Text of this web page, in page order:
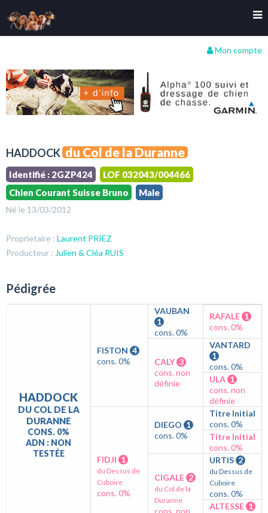
Mon compte
HADDOCK du Col de la Duranne
Identifié : 2GZP424
LOF 032043/004466
Chien Courant Suisse Bruno
Male
Né le 13/03/2012
Proprietaire : Laurent PRIEZ
Producteur : Julien & Cléa RUIS
Pédigrée
HADDOCK
DU COL DE LA
DURANNE
CONS. 0%
ADN : NON
TESTÉE
FISTON 4
cons. 0%
VAUBAN
1
cons. 0%
RAFALE 1
cons. 0%
CALY 3
cons. non
définie
VANTARD
1
cons. 0%
ULA 1
cons. non
définie
FIDJI 1
du Dessus de
Cuboire
cons. 0%
DIEGO 1
cons. 0%
Titre Initial
cons. 0%
Titre Initial
cons. 0%
CIGALE 2
du Col de la
Duranne
URTIS 2
du Dessus de
Cuboire
cons. 0%
ALTESSE 1